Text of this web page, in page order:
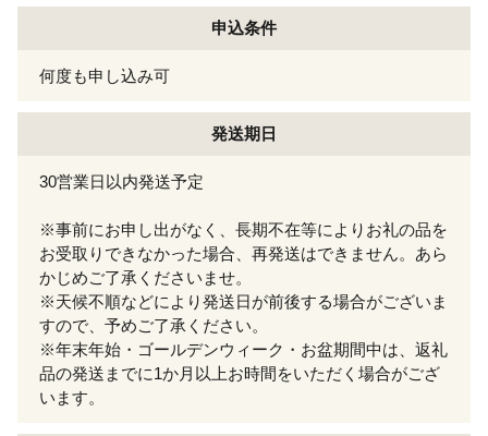
申込条件
何度も申し込み可
発送期日
30営業日以内発送予定
※事前にお申し出がなく、長期不在等によりお礼の品を
お受取りできなかった場合、再発送はできません。あら
かじめご了承くださいませ。
※天候不順などにより発送日が前後する場合がございま
すので、予めご了承ください。
※年末年始・ゴールデンウィーク・お盆期間中は、返礼
品の発送までに1か月以上お時間をいただく場合がござ
います。